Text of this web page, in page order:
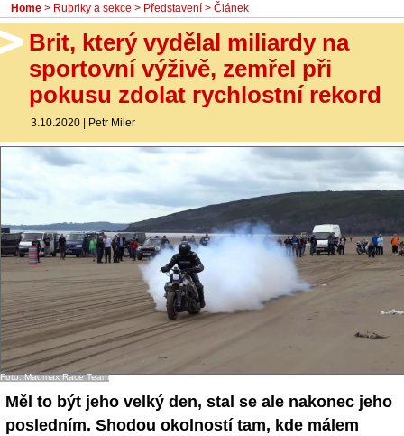
Home > Rubriky a sekce > Představení > Článek
Brit, který vydělal miliardy na
sportovní výživě, zemřel při
pokusu zdolat rychlostní rekord
3.10.2020 | Petr Miler
Foto: Madmax Race Team
Měl to být jeho velký den, stal se ale nakonec jeho
posledním. Shodou okolností tam, kde málem